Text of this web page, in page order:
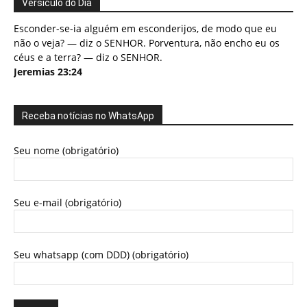
Versículo do Dia
Esconder-se-ia alguém em esconderijos, de modo que eu
não o veja? — diz o SENHOR. Porventura, não encho eu os
céus e a terra? — diz o SENHOR.
Jeremias 23:24
Receba notícias no WhatsApp
Seu nome (obrigatório)
Seu e-mail (obrigatório)
Seu whatsapp (com DDD) (obrigatório)